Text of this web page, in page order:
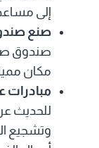
إلى
صنع
صندوق
مكان
مبادرات
للحديث
وتشجيع